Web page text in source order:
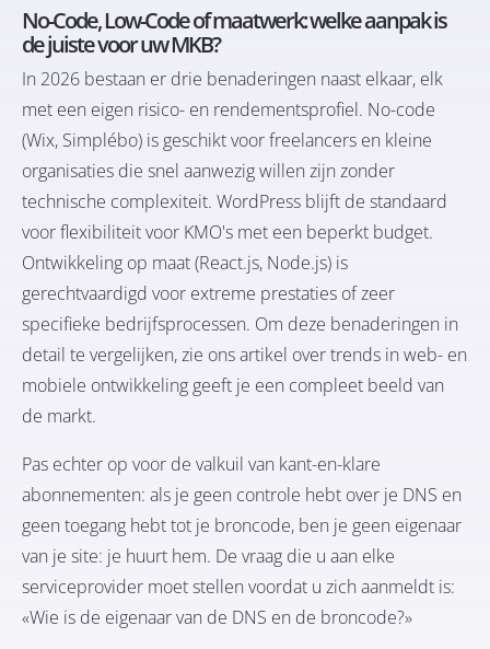
No-Code, Low-Code of maatwerk: welke aanpak is
de juiste voor uw MKB?
In 2026 bestaan er drie benaderingen naast elkaar, elk
met een eigen risico- en rendementsprofiel. No-code
(Wix, Simplébo) is geschikt voor freelancers en kleine
organisaties die snel aanwezig willen zijn zonder
technische complexiteit. WordPress blijft de standaard
voor flexibiliteit voor KMO's met een beperkt budget.
Ontwikkeling op maat (React.js, Node.js) is
gerechtvaardigd voor extreme prestaties of zeer
specifieke bedrijfsprocessen. Om deze benaderingen in
detail te vergelijken, zie ons artikel overtrends in web- en
mobiele ontwikkeling geeft je een compleet beeld van
de markt.
Pas echter op voor de valkuil van kant-en-klare
abonnementen: als je geen controle hebt over je DNS en
geen toegang hebt tot je broncode, ben je geen eigenaar
van je site: je huurt hem. De vraag die u aan elke
serviceprovider moet stellen voordat u zich aanmeldt is:
«Wie is de eigenaar van de DNS en de broncode?»